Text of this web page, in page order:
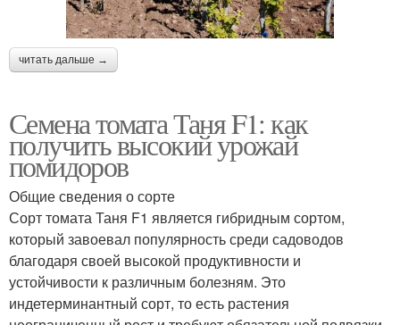
читать дальше →
Семена томата Таня F1: как
получить высокий урожай
помидоров
Общие сведения о сорте
Сорт томата Таня F1 является гибридным сортом,
который завоевал популярность среди садоводов
благодаря своей высокой продуктивности и
устойчивости к различным болезням. Это
индетерминантный сорт, то есть растения